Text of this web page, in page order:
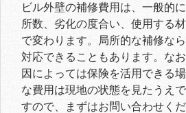
ビル外壁の補修費用は、一般的
所数、劣化の度合い、使用する
で変わります。局所的な補修な
対応できることもあります。な
因によっては保険を活用できる
な費用は現地の状態を見たうえ
すので、まずはお問い合わせくだ